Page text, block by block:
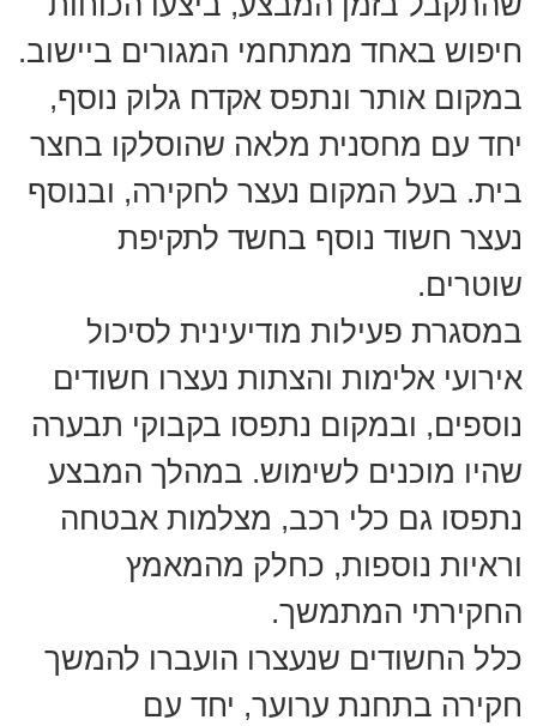
חיפוש באחד ממתחמי המגורים ביישוב.
במקום אותר ונתפס אקדח גלוק נוסף,
יחד עם מחסנית מלאה שהוסלקו בחצר
בית. בעל המקום נעצר לחקירה, ובנוסף
נעצר חשוד נוסף בחשד לתקיפת
שוטרים.
במסגרת פעילות מודיעינית לסיכול
אירועי אלימות והצתות נעצרו חשודים
נוספים, ובמקום נתפסו בקבוקי תבערה
שהיו מוכנים לשימוש. במהלך המבצע
נתפסו גם כלי רכב, מצלמות אבטחה
וראיות נוספות, כחלק מהמאמץ
החקירתי המתמשך.
כלל החשודים שנעצרו הועברו להמשך
חקירה בתחנת ערוער, יחד עם